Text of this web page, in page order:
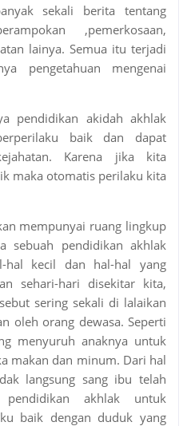
sekali berita tentang
,pemerkosaan,
lainya. Semua itu terjadi
pengetahuan mengenai
pendidikan akidah akhlak
baik dan dapat
Karena jika kita
maka otomatis perilaku kita
mempunyai ruang lingkup
sebuah pendidikan akhlak
hal kecil dan hal-hal yang
sehari-hari disekitar kita,
sering sekali di lalaikan
oleh orang dewasa. Seperti
menyuruh anaknya untuk
makan dan minum. Dari hal
langsung sang ibu telah
pendidikan akhlak untuk
baik dengan duduk yang